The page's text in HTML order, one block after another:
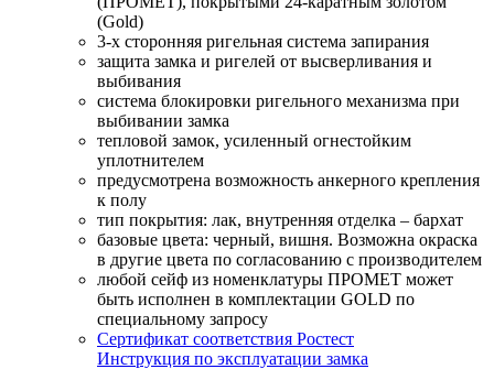
(Gold)
3-х сторонняя ригельная система запирания
защита замка и ригелей от высверливания и
выбивания
система блокировки ригельного механизма при
выбивании замка
тепловой замок, усиленный огнестойким
уплотнителем
предусмотрена возможность анкерного крепления
к полу
тип покрытия: лак, внутренняя отделка – бархат
базовые цвета: черный, вишня. Возможна окраска
в другие цвета по согласованию с производителем
любой сейф из номенклатуры ПРОМЕТ может
быть исполнен в комплектации GOLD по
специальному запросу
Сертификат соответствия Ростест
Инструкция по эксплуатации замка